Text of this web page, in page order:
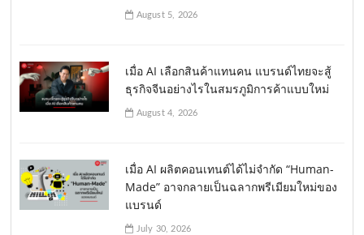
August 5, 2026
เมื่อ AI เลือกสินค้าแทนคน แบรนด์ไทยจะสู้
ธุรกิจจีนอย่างไรในสมรภูมิการค้าแบบใหม่
August 4, 2026
เมื่อ AI ผลิตคอนเทนต์ได้ไม่จำกัด “Human-
Made” อาจกลายเป็นฉลากพรีเมียมใหม่ของ
แบรนด์
July 30, 2026